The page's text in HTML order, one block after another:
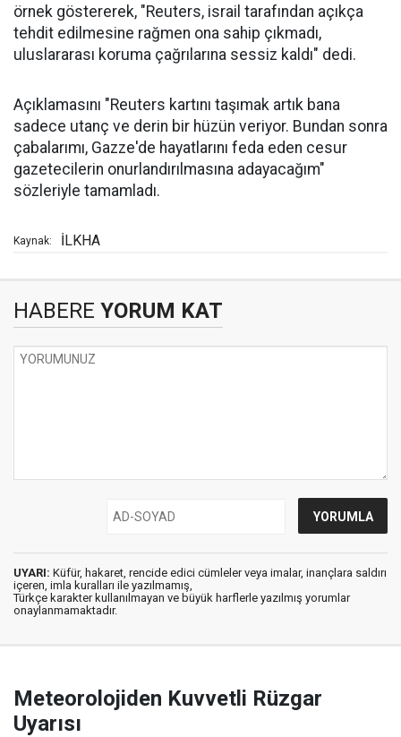
örnek göstererek, "Reuters, israil tarafından açıkça
tehdit edilmesine rağmen ona sahip çıkmadı,
uluslararası koruma çağrılarına sessiz kaldı" dedi.
Açıklamasını "Reuters kartını taşımak artık bana
sadece utanç ve derin bir hüzün veriyor. Bundan sonra
çabalarımı, Gazze'de hayatlarını feda eden cesur
gazetecilerin onurlandırılmasına adayacağım"
sözleriyle tamamladı.
Kaynak: İLKHA
HABERE YORUM KAT
UYARI: Küfür, hakaret, rencide edici cümleler veya imalar, inançlara saldırı
içeren, imla kuralları ile yazılmamış,
Türkçe karakter kullanılmayan ve büyük harflerle yazılmış yorumlar
onaylanmamaktadır.
Meteorolojiden Kuvvetli Rüzgar
Uyarısı